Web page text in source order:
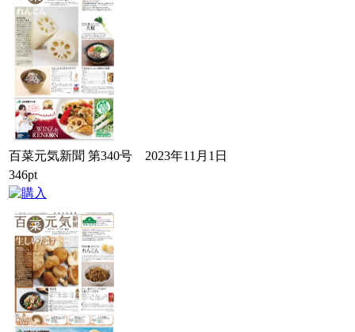
百菜元気新聞 第340号 2023年11月1日
346pt